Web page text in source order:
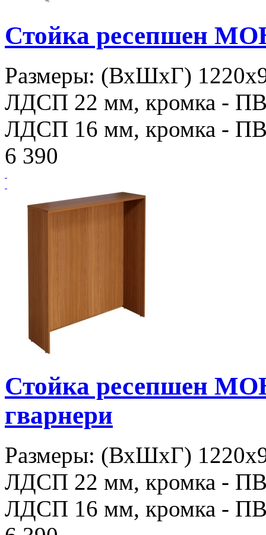
Стойка ресепшен
Размеры: (ВхШхГ)
ЛДСП 22 мм, кромка -
ЛДСП 16 мм, кромка -
6 390
Стойка ресепшен
гварнери
Размеры: (ВхШхГ)
ЛДСП 22 мм, кромка -
ЛДСП 16 мм, кромка -